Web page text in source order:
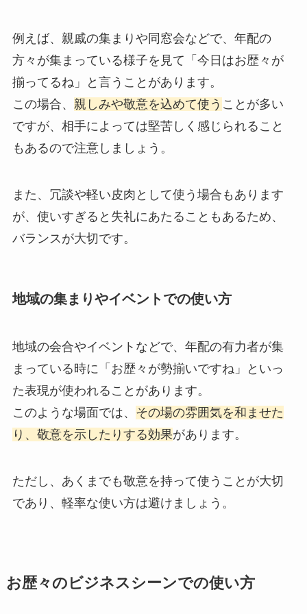
例えば、親戚の集まりや同窓会などで、年配の
方々が集まっている様子を見て「今日はお歴々が
揃ってるね」と言うことがあります。
この場合、 親しみや敬意を込めて使う ことが多い
ですが、相手によっては堅苦しく感じられること
もあるので注意しましょう。
また、冗談や軽い皮肉として使う場合もあります
が、使いすぎると失礼にあたることもあるため、
バランスが大切です。
地域の集まりやイベントでの使い方
地域の会合やイベントなどで、年配の有力者が集
まっている時に「お歴々が勢揃いですね」といっ
た表現が使われることがあります。
このような場面では、 その場の雰囲気を和ませた
り、敬意を示したりする効果があります。
ただし、あくまでも敬意を持って使うことが大切
であり、軽率な使い方は避けましょう。
お歴々のビジネスシーンでの使い方